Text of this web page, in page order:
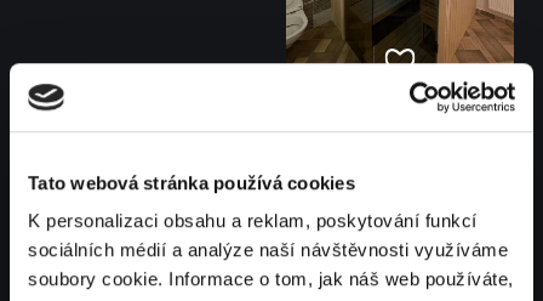
Tato webová stránka používá cookies
K personalizaci obsahu a reklam, poskytování funkcí
sociálních médií a analýze naší návštěvnosti využíváme
soubory cookie. Informace o tom, jak náš web používáte,